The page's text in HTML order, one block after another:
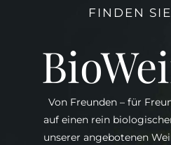
FINDEN
Von Freunden – für
auf einen rein
unserer angebotenen